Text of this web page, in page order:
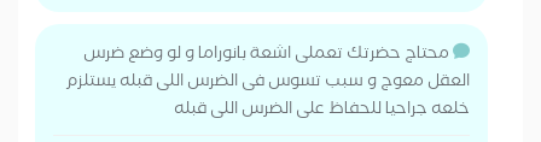
محتاج حضرتك تعملى اشعة بانوراما و لو وضع ضرس
العقل معوج و سبب تسوس فى الضرس اللى قبله يستلزم
خلعه جراحيا للحفاظ على الضرس اللى قبله